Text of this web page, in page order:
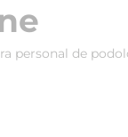
personal de